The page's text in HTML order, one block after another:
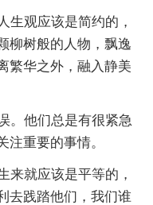
观应该是简约的，
柳树般的人物，飘逸
繁华之外，融入静美
他们总是有很紧急
注重要的事情。
就应该是平等的，
去践踏他们，我们谁